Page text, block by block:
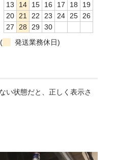
13
14 15 16 17 18
19
20
21 22 23 24 25
26
27
28 29
30
(
発送業務休日)
い状態だと、正しく表示さ